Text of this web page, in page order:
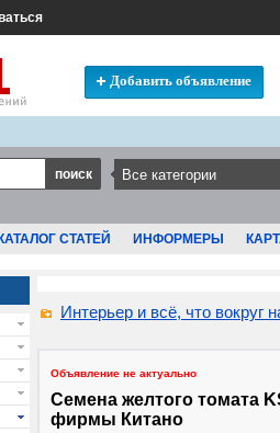
Добавить объявление
КАТАЛОГ СТАТЕЙ ИНФОРМЕРЫ
Интерьер и всё, что вокруг
Объявление не актуально
Семена желтого томата
фирмы Китано